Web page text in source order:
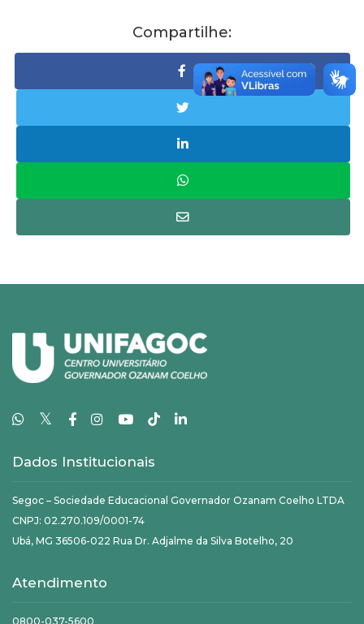
Compartilhe:
𝕏
Dados Institucionais
Segoc – Sociedade Educacional Governador Ozanam Coelho LTDA
CNPJ: 02.270.109/0001-74
Ubá, MG 36506-022 Rua Dr. Adjalme da Silva Botelho, 20
Atendimento
0800-037-5600